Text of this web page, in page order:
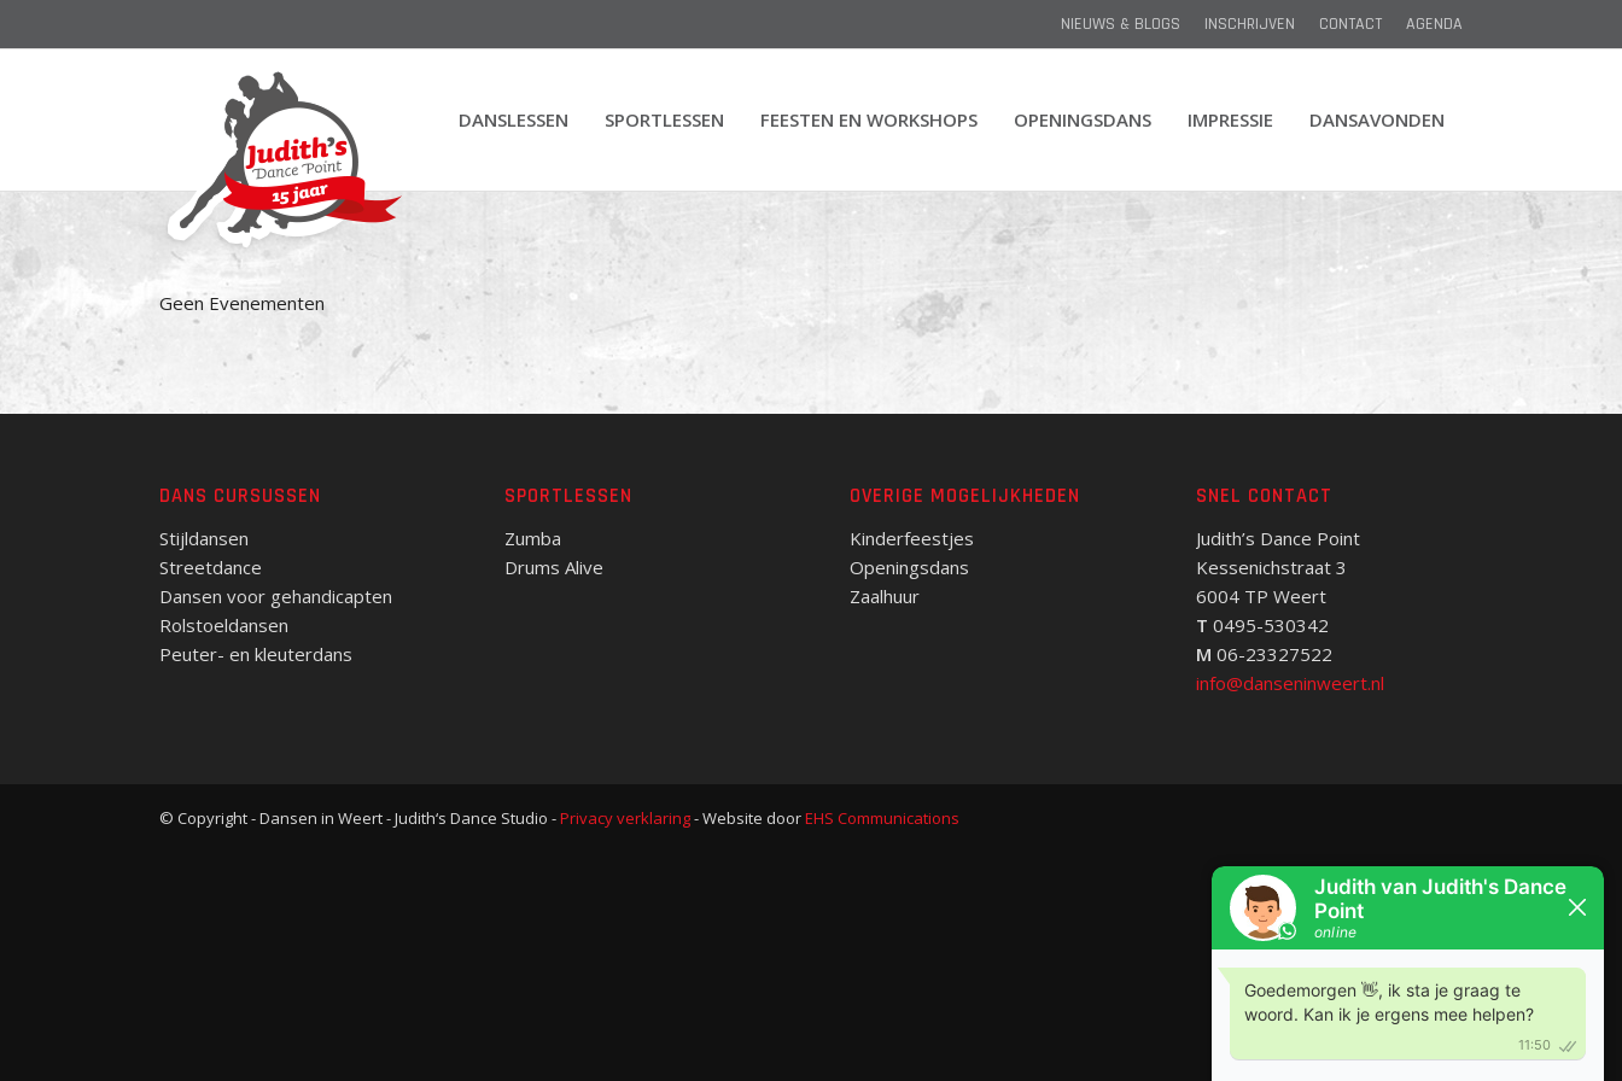
NIEUWS & BLOGS INSCHRIJVEN CONTACT AGENDA
DANSLESSEN SPORTLESSEN FEESTEN EN WORKSHOPS OPENINGSDANS IMPRESSIE DANSAVONDEN
Geen Evenementen
DANS CURSUSSEN
Stijldansen
Streetdance
Dansen voor gehandicapten
Rolstoeldansen
Peuter- en kleuterdans
SPORTLESSEN
Zumba
Drums Alive
OVERIGE MOGELIJKHEDEN
Kinderfeestjes
Openingsdans
Zaalhuur
SNEL CONTACT
Judith’s Dance Point
Kessenichstraat 3
6004 TP Weert
T 0495-530342
M 06-23327522
info@danseninweert.nl
© Copyright - Dansen in Weert - Judith‘s Dance Studio -Privacy verklaring- Website doorEHS Communications